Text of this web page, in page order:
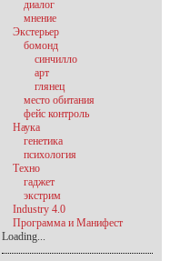
диалог
мнение
Экстерьер
бомонд
синчилло
арт
глянец
место обитания
фейс контроль
Наука
генетика
психология
Техно
гаджет
экстрим
Industry 4.0
Программа и Манифест
Loading...